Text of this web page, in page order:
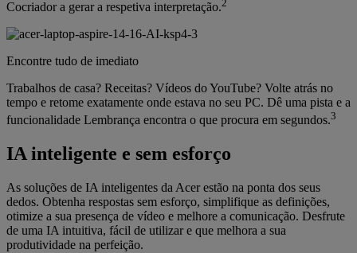
Cocriador a gerar a respetiva interpretação.2
Encontre tudo de imediato
Trabalhos de casa? Receitas? Vídeos do YouTube? Volte atrás no
tempo e retome exatamente onde estava no seu PC. Dê uma pista e a
funcionalidade Lembrança encontra o que procura em segundos.3
IA inteligente e sem esforço
As soluções de IA inteligentes da Acer estão na ponta dos seus
dedos. Obtenha respostas sem esforço, simplifique as definições,
otimize a sua presença de vídeo e melhore a comunicação. Desfrute
de uma IA intuitiva, fácil de utilizar e que melhora a sua
produtividade na perfeição.